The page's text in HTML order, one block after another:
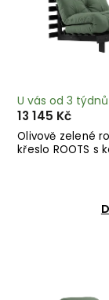
Olivově zelené
křeslo ROOTS s
U vás od 3 týdnů
13 145 Kč